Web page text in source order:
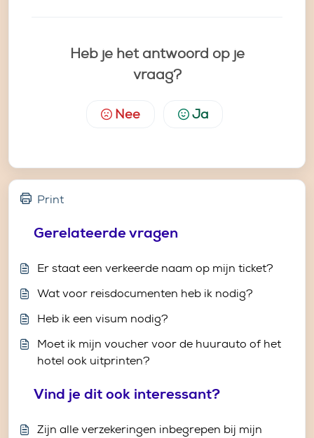
Heb je het antwoord op je
vraag?
Nee Ja
Print
Gerelateerde vragen
Er staat een verkeerde naam op mijn ticket?
Wat voor reisdocumenten heb ik nodig?
Heb ik een visum nodig?
Moet ik mijn voucher voor de huurauto of het
hotel ook uitprinten?
Vind je dit ook interessant?
Zijn alle verzekeringen inbegrepen bij mijn